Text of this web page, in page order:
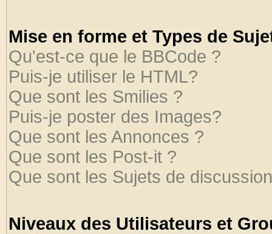
Mise en forme et Types de
Qu'est-ce que le BBCode ?
Puis-je utiliser le HTML?
Que sont les Smilies ?
Puis-je poster des Images?
Que sont les Annonces ?
Que sont les Post-it ?
Que sont les Sujets de
Niveaux des Utilisateurs et